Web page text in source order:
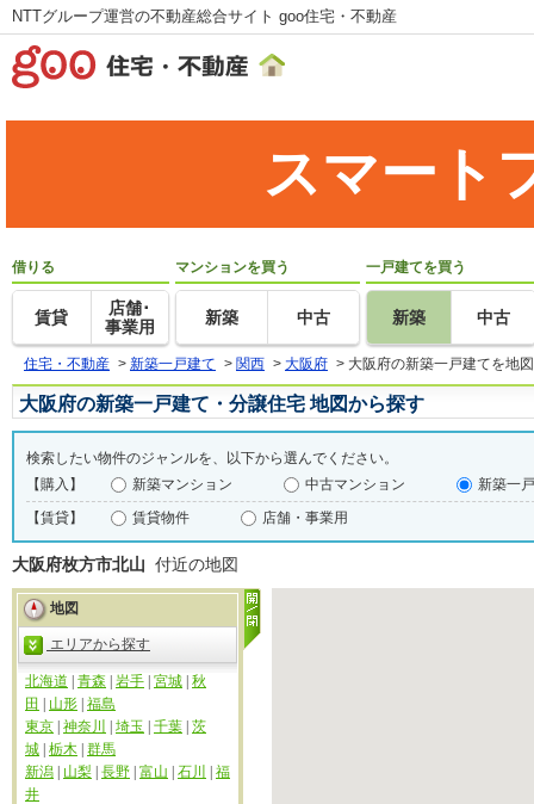
NTTグループ運営の不動産総合サイト goo住宅・不動産
スマート
借りる
賃貸
店舗･
事業用
マンションを買う
新築 中古
一戸建てを買う
新築 中古
住宅・不動産 > 新築一戸建て > 関西 > 大阪府 > 大阪府の新築一戸建てを地
大阪府の新築一戸建て・分譲住宅 地図から探す
検索したい物件のジャンルを、以下から選んでください。
【購入】
新築マンション 中古マンション
新築一
【賃貸】
賃貸物件 店舗・事業用
大阪府枚方市北山 付近の地図
地図
エリアから探す
北海道 青森 岩手 宮城 秋
田
山形 福島
東京 神奈川 埼玉 千葉 茨
城 栃木 群馬
新潟
山梨 長野 富山 石川
福
井